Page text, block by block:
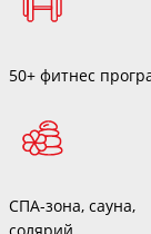
50+ фитнес
СПА-зона, сауна,